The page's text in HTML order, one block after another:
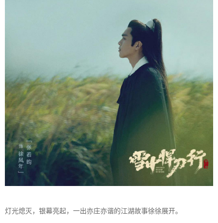
灯光熄灭，银幕亮起，一出亦庄亦谐的江湖故事徐徐展开。